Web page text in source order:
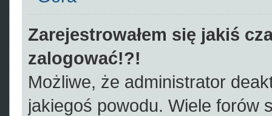
Zarejestrowałem się jakiś
zalogować!?!
Możliwe, że administrator
jakiegoś powodu. Wiele forów